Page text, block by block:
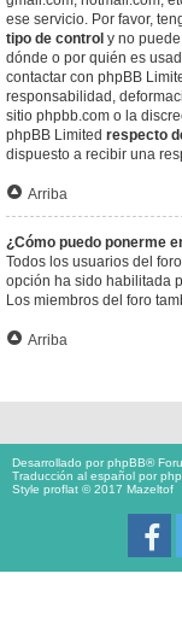
ese servicio. Por favor,
tipo de control y no
dónde o por quién es
contactar con phpBB
responsabilidad,
sitio phpbb.com o la
phpBB Limited respecto
dispuesto a recibir una
Arriba
¿Cómo puedo ponerme
Todos los usuarios del
opción ha sido habilitada
Los miembros del foro
Arriba
Desarrollado porphpBB®
Traducción al español por
Style proflat © 2017 Mazeltof